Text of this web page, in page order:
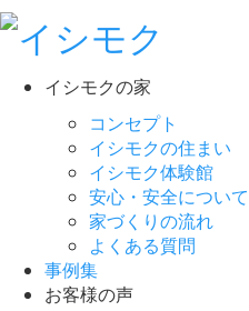
イシモクの家
コンセプト
イシモクの住まい
イシモク体験館
安心・安全について
家づくりの流れ
よくある質問
事例集
お客様の声